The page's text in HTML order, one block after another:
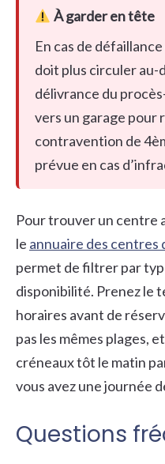
À garder en tête
En cas de
doit plus circuler au-
délivrance du
vers un garage pour
contravention de
prévue en cas
Pour trouver un centre
le annuaire des
permet de filtrer par
disponibilité. Prenez le
horaires avant de
pas les mêmes plages,
créneaux tôt le matin
vous avez une journée
Questions